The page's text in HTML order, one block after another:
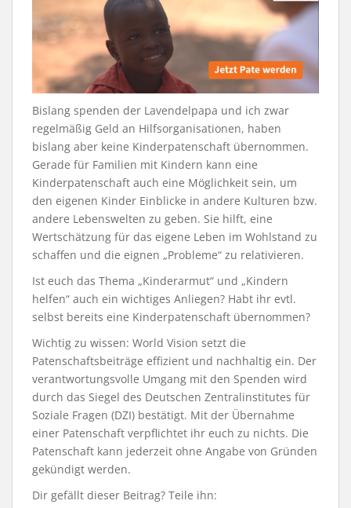
Bislang spenden der Lavendelpapa und ich zwar
regelmäßig Geld an Hilfsorganisationen, haben
bislang aber keine Kinderpatenschaft übernommen.
Gerade für Familien mit Kindern kann eine
Kinderpatenschaft auch eine Möglichkeit sein, um
den eigenen Kinder Einblicke in andere Kulturen bzw.
andere Lebenswelten zu geben. Sie hilft, eine
Wertschätzung für das eigene Leben im Wohlstand zu
schaffen und die eignen „Probleme“ zu relativieren.
Ist euch das Thema „Kinderarmut“ und „Kindern
helfen“ auch ein wichtiges Anliegen? Habt ihr evtl.
selbst bereits eine Kinderpatenschaft übernommen?
Wichtig zu wissen: World Vision setzt die
Patenschaftsbeiträge effizient und nachhaltig ein. Der
verantwortungsvolle Umgang mit den Spenden wird
durch das Siegel des Deutschen Zentralinstitutes für
Soziale Fragen (DZI) bestätigt. Mit der Übernahme
einer Patenschaft verpflichtet ihr euch zu nichts. Die
Patenschaft kann jederzeit ohne Angabe von Gründen
gekündigt werden.
Dir gefällt dieser Beitrag? Teile ihn: